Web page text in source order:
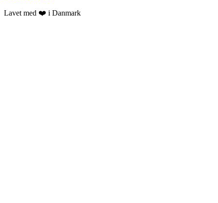
Lavet med ❤️ i Danmark